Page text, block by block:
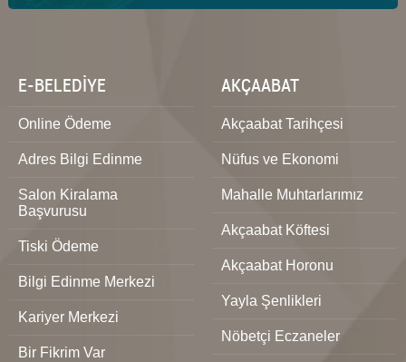
E-BELEDİYE
Online Ödeme
Adres Bilgi Edinme
Salon Kiralama
Başvurusu
Tiski Ödeme
Bilgi Edinme Merkezi
Kariyer Merkezi
Bir Fikrim Var
AKÇAABAT
Akçaabat Tarihçesi
Nüfus ve Ekonomi
Mahalle Muhtarlarımız
Akçaabat Köftesi
Akçaabat Horonu
Yayla Şenlikleri
Nöbetçi Eczaneler